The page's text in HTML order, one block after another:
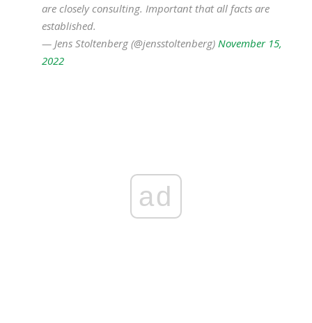
are closely consulting. Important that all facts are
established.
— Jens Stoltenberg (@jensstoltenberg) November 15,
2022
ad